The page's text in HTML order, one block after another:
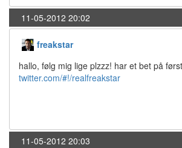
11-05-2012 20:02
freakstar
hallo, følg mig lige plzzz! har et bet på
twitter.com/#!/realfreakstar
11-05-2012 20:03